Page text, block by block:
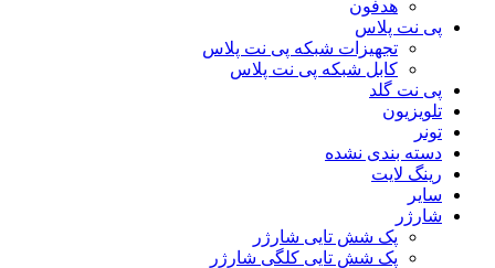
هدفون
پی نت پلاس
تجهیزات شبکه پی نت پلاس
کابل شبکه پی نت پلاس
پی نت گلد
تلویزیون
تونر
دسته بندی نشده
رینگ لایت
سایر
شارژر
پک شش تایی شارژر
پک شش تایی کلگی شارژر